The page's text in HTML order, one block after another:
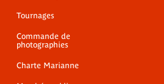
Tournages
Commande de
photographies
Charte Marianne